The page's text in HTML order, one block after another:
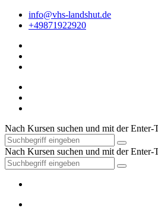
info@vhs-landshut.de
+49871922920
Nach Kursen suchen und mit der Enter-
Nach Kursen suchen und mit der Enter-